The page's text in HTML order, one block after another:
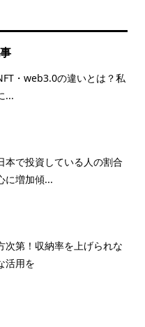
・web3.0の違いとは？私
...
本で投資している人の割合
に増加傾...
次第！収納率を上げられな
活用を